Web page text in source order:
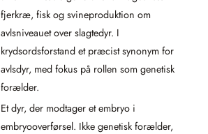
fjerkræ, fisk og svineproduktion om
avlsniveauet over slagtedyr. I
krydsordsforstand et præcist synonym for
avlsdyr, med fokus på rollen som genetisk
forælder.
Et dyr, der modtager et embryo i
embryooverførsel. Ikke genetisk forælder,